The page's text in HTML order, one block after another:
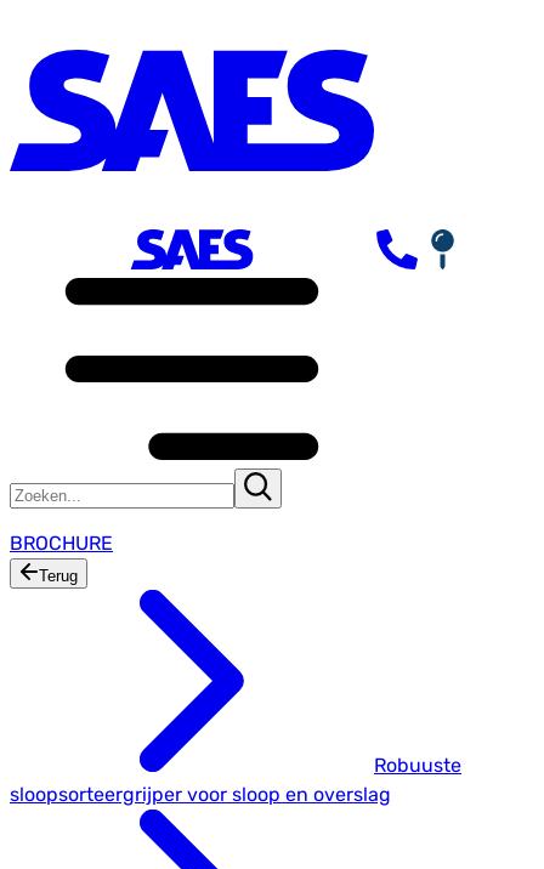
BROCHURE
Terug
Robuuste
sloopsorteergrijper voor sloop en overslag